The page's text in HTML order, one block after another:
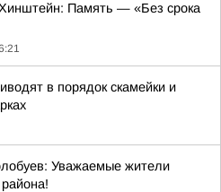
Память — «Без срока
в порядок скамейки и
Уважаемые жители